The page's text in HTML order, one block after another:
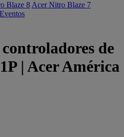
Blaze 8 Acer Nitro Blaze 7
Eventos
de
| Acer América